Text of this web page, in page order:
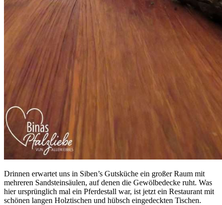
Drinnen erwartet uns in Siben’s Gutsküche ein großer Raum mit
mehreren Sandsteinsäulen, auf denen die Gewölbedecke ruht. Was
hier ursprünglich mal ein Pferdestall war, ist jetzt ein Restaurant mit
schönen langen Holztischen und hübsch eingedeckten Tischen.